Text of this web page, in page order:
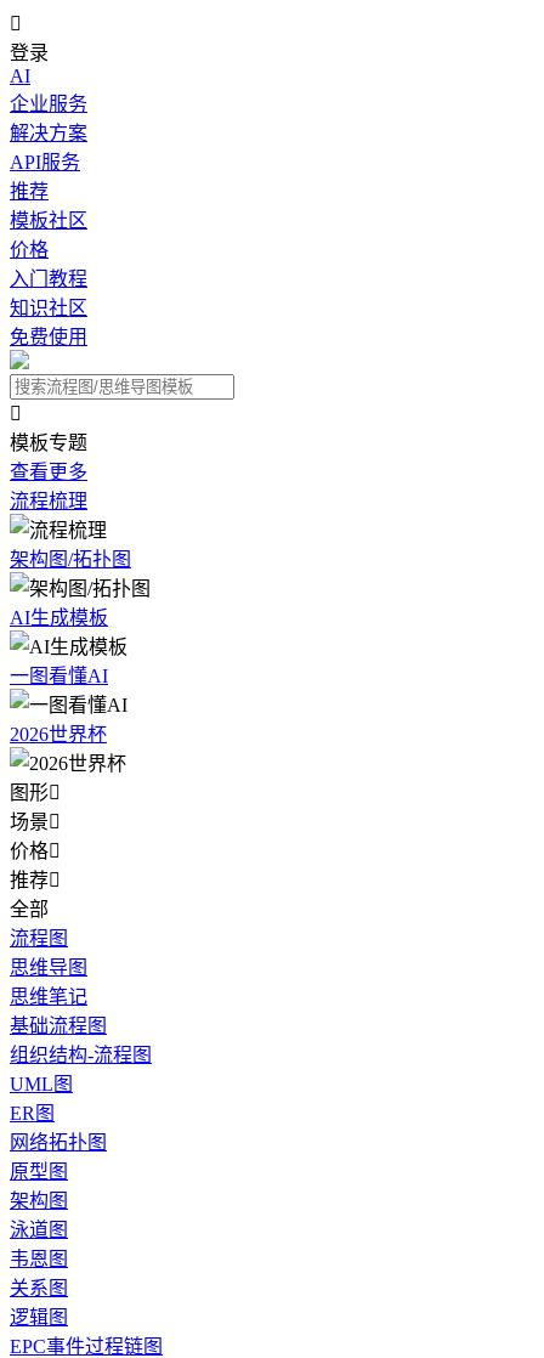

登录
AI
企业服务
解决方案
API服务
推荐
模板社区
价格
入门教程
知识社区
免费使用

模板专题
查看更多
流程梳理
架构图/拓扑图
AI生成模板
一图看懂AI
2026世界杯
图形
场景
价格
推荐
全部
流程图
思维导图
思维笔记
基础流程图
组织结构-流程图
UML图
ER图
网络拓扑图
原型图
架构图
泳道图
韦恩图
关系图
逻辑图
EPC事件过程链图